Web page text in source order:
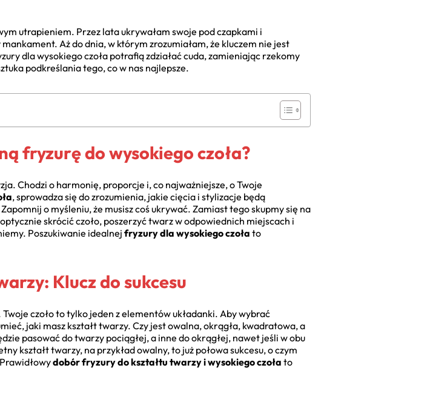
utrapieniem. Przez lata ukrywałam swoje pod czapkami i
Aż do dnia, w którym zrozumiałam, że kluczem nie jest
dla wysokiego czoła potrafią zdziałać cuda, zamieniając rzekomy
podkreślania tego, co w nas najlepsze.
fryzurę do wysokiego czoła?
Chodzi o harmonię, proporcje i, co najważniejsze, o Twoje
, sprowadza się do zrozumienia, jakie cięcia i stylizacje będą
o myśleniu, że musisz coś ukrywać. Zamiast tego skupmy się na
skrócić czoło, poszerzyć twarz w odpowiednich miejscach i
Poszukiwanie idealnejfryzury dla wysokiego czoła to
Klucz do sukcesu
czoło to tylko jeden z elementów układanki. Aby wybrać
jaki masz kształt twarzy. Czy jest owalna, okrągła, kwadratowa, a
pasować do twarzy pociągłej, a inne do okrągłej, nawet jeśli w obu
kształt twarzy, na przykład owalny, to już połowa sukcesu, o czym
dobór fryzury do kształtu twarzy i wysokiego czoła to